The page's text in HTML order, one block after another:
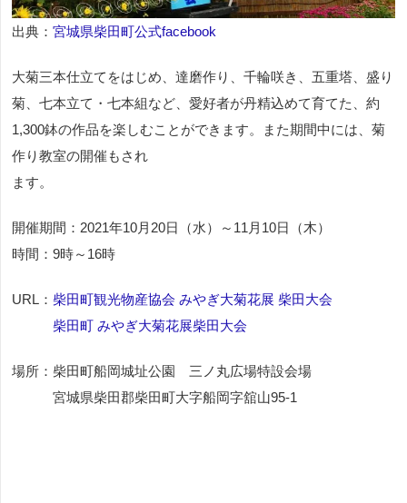
出典： 宮城県柴田町公式facebook
大菊三本仕立てをはじめ、達磨作り、千輪咲き、五重塔、盛り
菊、七本立て・七本組など、愛好者が丹精込めて育てた、約
1,300鉢の作品を楽しむことができます。また期間中には、菊
作り教室の開催もされ
ます。
開催期間：2021年10月20日（水）～11月10日（木）
時間：9時～16時
URL： 柴田町観光物産協会 みやぎ大菊花展 柴田大会
柴田町 みやぎ大菊花展柴田大会
場所：柴田町船岡城址公園 三ノ丸広場特設会場
宮城県柴田郡柴田町大字船岡字舘山95-1